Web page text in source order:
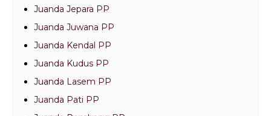
Juanda Jepara PP
Juanda Juwana PP
Juanda Kendal PP
Juanda Kudus PP
Juanda Lasem PP
Juanda Pati PP